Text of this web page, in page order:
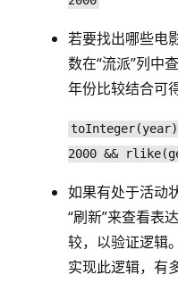
若要找出哪些电
数在“流派”列中
年份比较结合可
2000 &&
如果有处于活动
“刷新”来查看表
较，以验证逻辑
实现此逻辑，有